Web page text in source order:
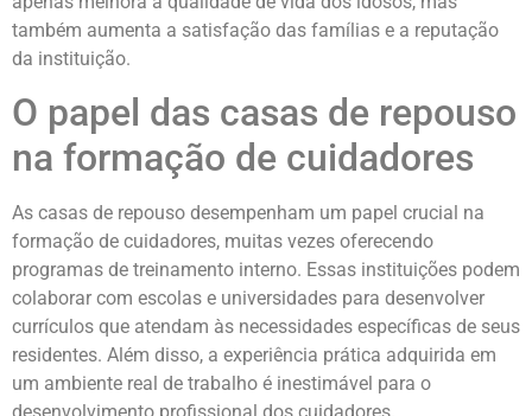
também aumenta a satisfação das famílias e a reputação
da instituição.
O papel das casas de repouso
na formação de cuidadores
As casas de repouso desempenham um papel crucial na
formação de cuidadores, muitas vezes oferecendo
programas de treinamento interno. Essas instituições podem
colaborar com escolas e universidades para desenvolver
currículos que atendam às necessidades específicas de seus
residentes. Além disso, a experiência prática adquirida em
um ambiente real de trabalho é inestimável para o